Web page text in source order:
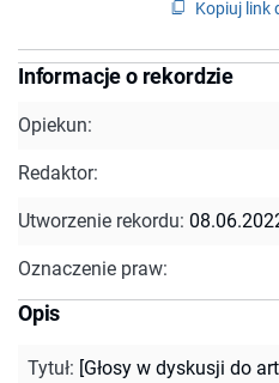
Kopiuj link
Informacje o rekordzie
Opiekun:
Redaktor:
Utworzenie rekordu:
Oznaczenie praw:
Opis
Tytuł: [Głosy w dyskusji do